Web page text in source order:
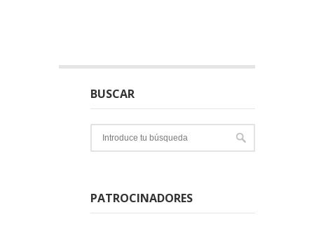
BUSCAR
PATROCINADORES